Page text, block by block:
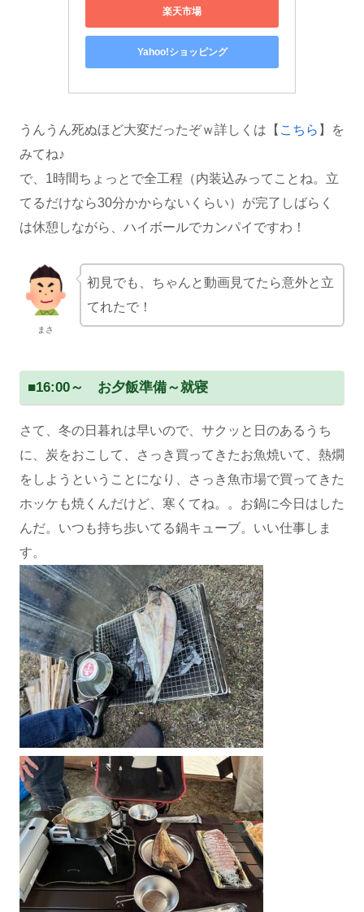
楽天市場
Yahoo!ショッピング
うんうん死ぬほど大変だったぞｗ詳しくは【 こちら 】を
みてね♪
で、1時間ちょっとで全工程（内装込みってことね。立
てるだけなら30分かからないくらい）が完了しばらく
は休憩しながら、ハイボールでカンパイですわ！
まさ
初見でも、ちゃんと動画見てたら意外と立
てれたで！
■16:00～ お夕飯準備～就寝
さて、冬の日暮れは早いので、サクッと日のあるうち
に、炭をおこして、さっき買ってきたお魚焼いて、熱燗
をしようということになり、さっき魚市場で買ってきた
ホッケも焼くんだけど、寒くてね。。お鍋に今日はした
んだ。いつも持ち歩いてる鍋キューブ。いい仕事しま
す。